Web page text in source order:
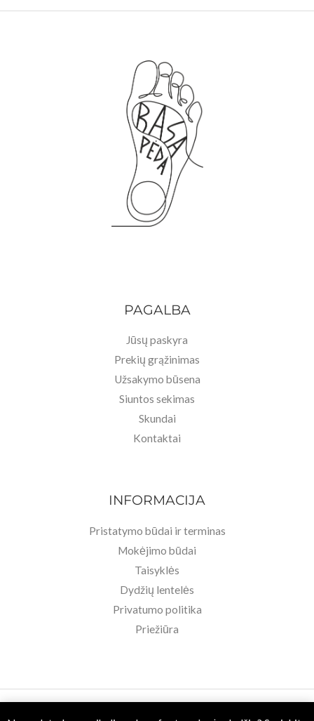
PAGALBA
Jūsų paskyra
Prekių grąžinimas
Užsakymo būsena
Siuntos sekimas
Skundai
Kontaktai
INFORMACIJA
Pristatymo būdai ir terminas
Mokėjimo būdai
Taisyklės
Dydžių lentelės
Privatumo politika
Priežiūra